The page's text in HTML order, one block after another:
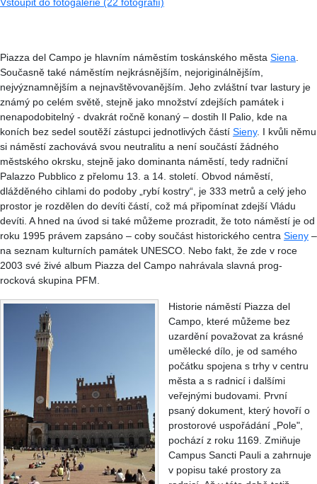
Piazza del Campo je hlavním náměstím toskánského města Siena.
Současně také náměstím nejkrásnějším, nejoriginálnějším,
nejvýznamnějším a nejnavštěvovanějším. Jeho zvláštní tvar lastury je
známý po celém světě, stejně jako množství zdejších památek i
nenapodobitelný - dvakrát ročně konaný – dostih Il Palio, kde na
koních bez sedel soutěží zástupci jednotlivých částí Sieny. I kvůli němu
si náměstí zachovává svou neutralitu a není součástí žádného
městského okrsku, stejně jako dominanta náměstí, tedy radniční
Palazzo Pubblico z přelomu 13. a 14. století. Obvod náměstí,
dlážděného cihlami do podoby „rybí kostry“, je 333 metrů a celý jeho
prostor je rozdělen do devíti částí, což má připomínat zdejší Vládu
devíti. A hned na úvod si také můžeme prozradit, že toto náměstí je od
roku 1995 právem zapsáno – coby součást historického centra Sieny –
na seznam kulturních památek UNESCO. Nebo fakt, že zde v roce
2003 své živé album Piazza del Campo nahrávala slavná prog-
rocková skupina PFM.
Historie náměstí Piazza del
Campo, které můžeme bez
uzardění považovat za krásné
umělecké dílo, je od samého
počátku spojena s trhy v centru
města a s radnicí i dalšími
veřejnými budovami. První
psaný dokument, který hovoří o
prostorové uspořádání „Pole",
pochází z roku 1169. Zmiňuje
Campus Sancti Pauli a zahrnuje
v popisu také prostory za